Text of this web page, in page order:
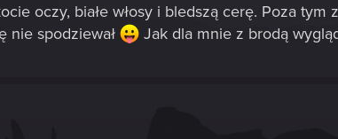
oczy, białe włosy i bledszą cerę. Poza tym
nie spodziewał
Jak dla mnie z brodą